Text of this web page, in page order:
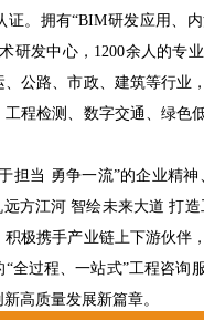
证。拥有“BIM研发应用、
研发中心，1200余人的专
公路、市政、建筑等行业
程检测、数字交通、绿色
担当 勇争一流”的企业精
远方江河 智绘未来大道 打
极携手产业链上下游伙伴
全过程、一站式”工程咨询
高质量发展新篇章。